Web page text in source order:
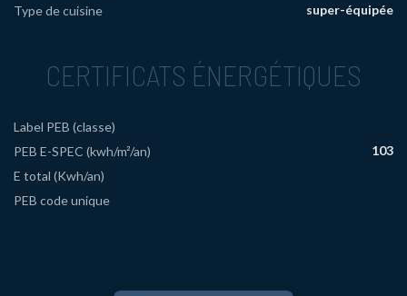
Type de cuisine
super-équipée
CERTIFICATS ÉNERGÉTIQUES
Label PEB (classe)
PEB E-SPEC (kwh/m²/an)
103
E total (Kwh/an)
PEB code unique